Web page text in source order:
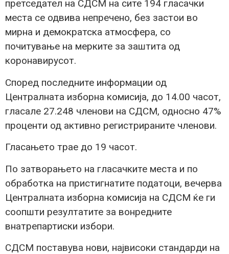
претседател на СДСМ на сите 194 гласачки
места се одвива непречено, без застои во
мирна и демократска атмосфера, со
почитување на мерките за заштита од
коронавирусот.
Според последните информации од
Централната изборна комисија, до 14.00 часот,
гласале 27.248 членови на СДСМ, односно 47%
проценти од активно регистрираните членови.
Гласањето трае до 19 часот.
По затворањето на гласачките места и по
обработка на пристигнатите податоци, вечерва
Централната изборна комисија на СДСМ ќе ги
соопшти резултатите за вонредните
внатрепартиски избори.
СДСМ поставува нови, највисоки стандарди на